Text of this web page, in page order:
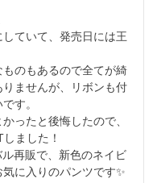
ていて、発売日には王
のもあるので全てが綺
ませんが、リボンも付
す。
ったと後悔したので、
ました！
再販で、新色のネイビ
に入りのパンツです✨